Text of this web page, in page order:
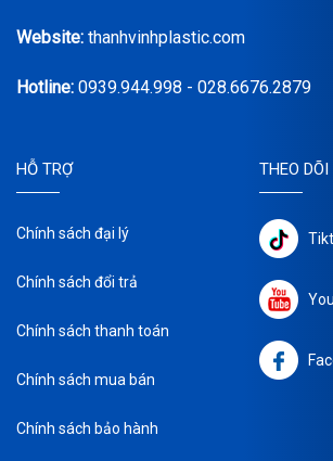
Website: thanhvinhplastic.com
Hotline: 0939.944.998 - 028.6676.2879
HỖ TRỢ
Chính sách đại lý
Chính sách đổi trả
Chính sách thanh toán
Chính sách mua bán
Chính sách bảo hành
THEO DÕI